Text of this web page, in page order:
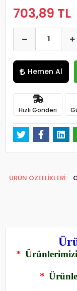
703,89 TL
Hemen Al
Hızlı Gönderi
ÜRÜN ÖZELLİKLERİ
*
*